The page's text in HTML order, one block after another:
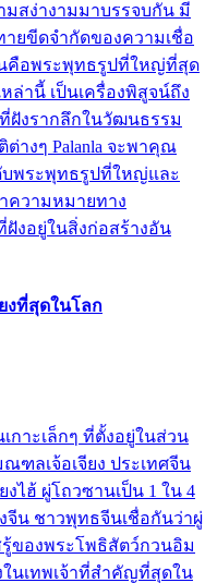
สง่างามมาบรรจบกัน มี
ยขีดจำกัดของความเชื่อ
คือพระพุทธรูปที่ใหญ่ที่สุด
ล่านี้ เป็นเครื่องพิสูจน์ถึง
ฝังรากลึกในวัฒนธรรม
งๆ Palanla จะพาคุณ
บพระพุทธรูปที่ใหญ่และ
ความหมายทาง
งอยู่ในสิ่งก่อสร้างอัน
งที่สุดในโลก
กาะเล็กๆ ที่ตั้งอยู่ในส่วน
ฑลเจ้อเจียง ประเทศจีน
ไฮ้ ผู่โถวซานเป็น 1 ใน 4
น ชาวพุทธจีนเชื่อกันว่าผู่
ของพระโพธิสัตว์กวนอิม
นเทพเจ้าที่สำคัญที่สุดใน